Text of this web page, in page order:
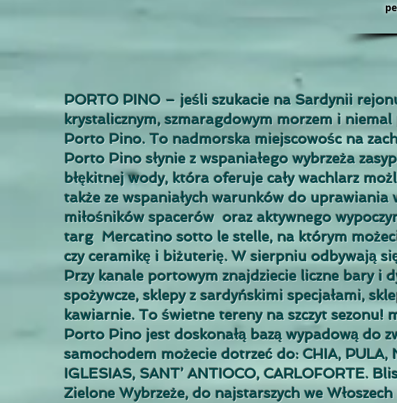
PORTO PINO – jeśli szukacie na Sardynii
krystalicznym, szmaragdowym morzem i
Porto Pino. To nadmorska miejscowośc na
Porto Pino słynie z wspaniałego wybrzeża
błękitnej wody, która oferuje cały wachlarz
także ze wspaniałych warunków do
miłośników spacerów oraz aktywnego
targ Mercatino sotto le stelle, na którym
czy ceramikę i biżuterię. W sierpniu odbywają
Przy kanale portowym znajdziecie liczne bary i
spożywcze, sklepy z sardyńskimi specjałami,
kawiarnie. To świetne tereny na szczyt sezonu!
Porto Pino jest doskonałą bazą wypadową do
samochodem możecie dotrzeć do: CHIA, PULA,
IGLESIAS, SANT’ ANTIOCO, CARLOFORTE.
Zielone Wybrzeże, do najstarszych we